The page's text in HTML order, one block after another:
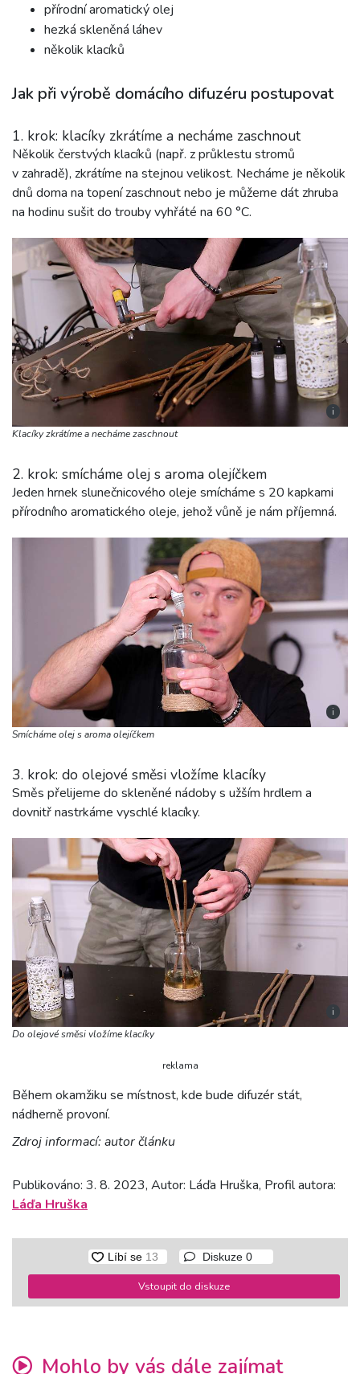
přírodní aromatický olej
hezká skleněná láhev
několik klacíků
Jak při výrobě domácího difuzéru postupovat
1. krok: klacíky zkrátíme a necháme zaschnout
Několik čerstvých klacíků (např. z průklestu stromů
v zahradě), zkrátíme na stejnou velikost. Necháme je několik
dnů doma na topení zaschnout nebo je můžeme dát zhruba
na hodinu sušit do trouby vyhřáté na 60 °C.
i
Klacíky zkrátíme a necháme zaschnout
2. krok: smícháme olej s aroma olejíčkem
Jeden hrnek slunečnicového oleje smícháme s 20 kapkami
přírodního aromatického oleje, jehož vůně je nám příjemná.
i
Smícháme olej s aroma olejíčkem
3. krok: do olejové směsi vložíme klacíky
Směs přelijeme do skleněné nádoby s užším hrdlem a
dovnitř nastrkáme vyschlé klacíky.
i
Do olejové směsi vložíme klacíky
reklama
Během okamžiku se místnost, kde bude difuzér stát,
nádherně provoní.
Zdroj informací: autor článku
Publikováno: 3. 8. 2023, Autor: Láďa Hruška, Profil autora:
Láďa Hruška
Diskuze 0
Vstoupit do diskuze
Mohlo by vás dále zajímat